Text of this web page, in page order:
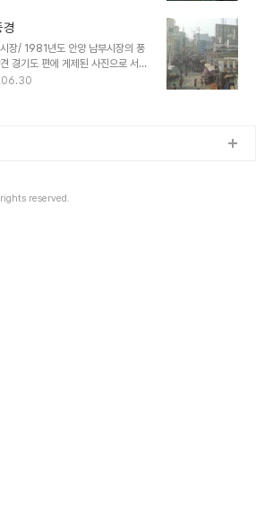
온 트럭들이 구도로에 주욱 늘어
시가 생기면서 농수산물도매시장이
지만 일부는 남아 영업중이다. 사진
등대격으로 무선표지국과 안양 제1
측 비탈에 판잣집들이 보이는데
장/ 1981년도 안양 남부시장의 풍
경기도 편에 게제된 사진으로 서안
140번길) 입구에서 안양1번가 쪽을
1980년대 남부시장은 가장
잘 된다는 말이 있..
reserved.